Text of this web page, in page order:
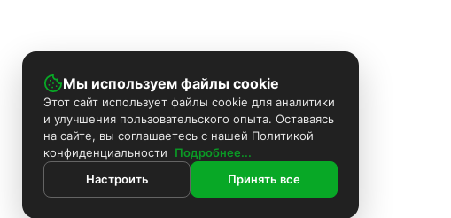
Мы используем файлы cookie
Этот сайт использует файлы cookie для аналитики
и улучшения пользовательского опыта. Оставаясь
на сайте, вы соглашаетесь с нашей Политикой
конфиденциальности
Подробнее...
Настроить
Принять все